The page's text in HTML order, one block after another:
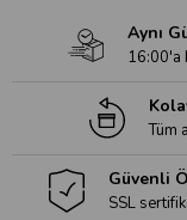
Aynı
16:00'a
Tüm
Güvenli
SSL